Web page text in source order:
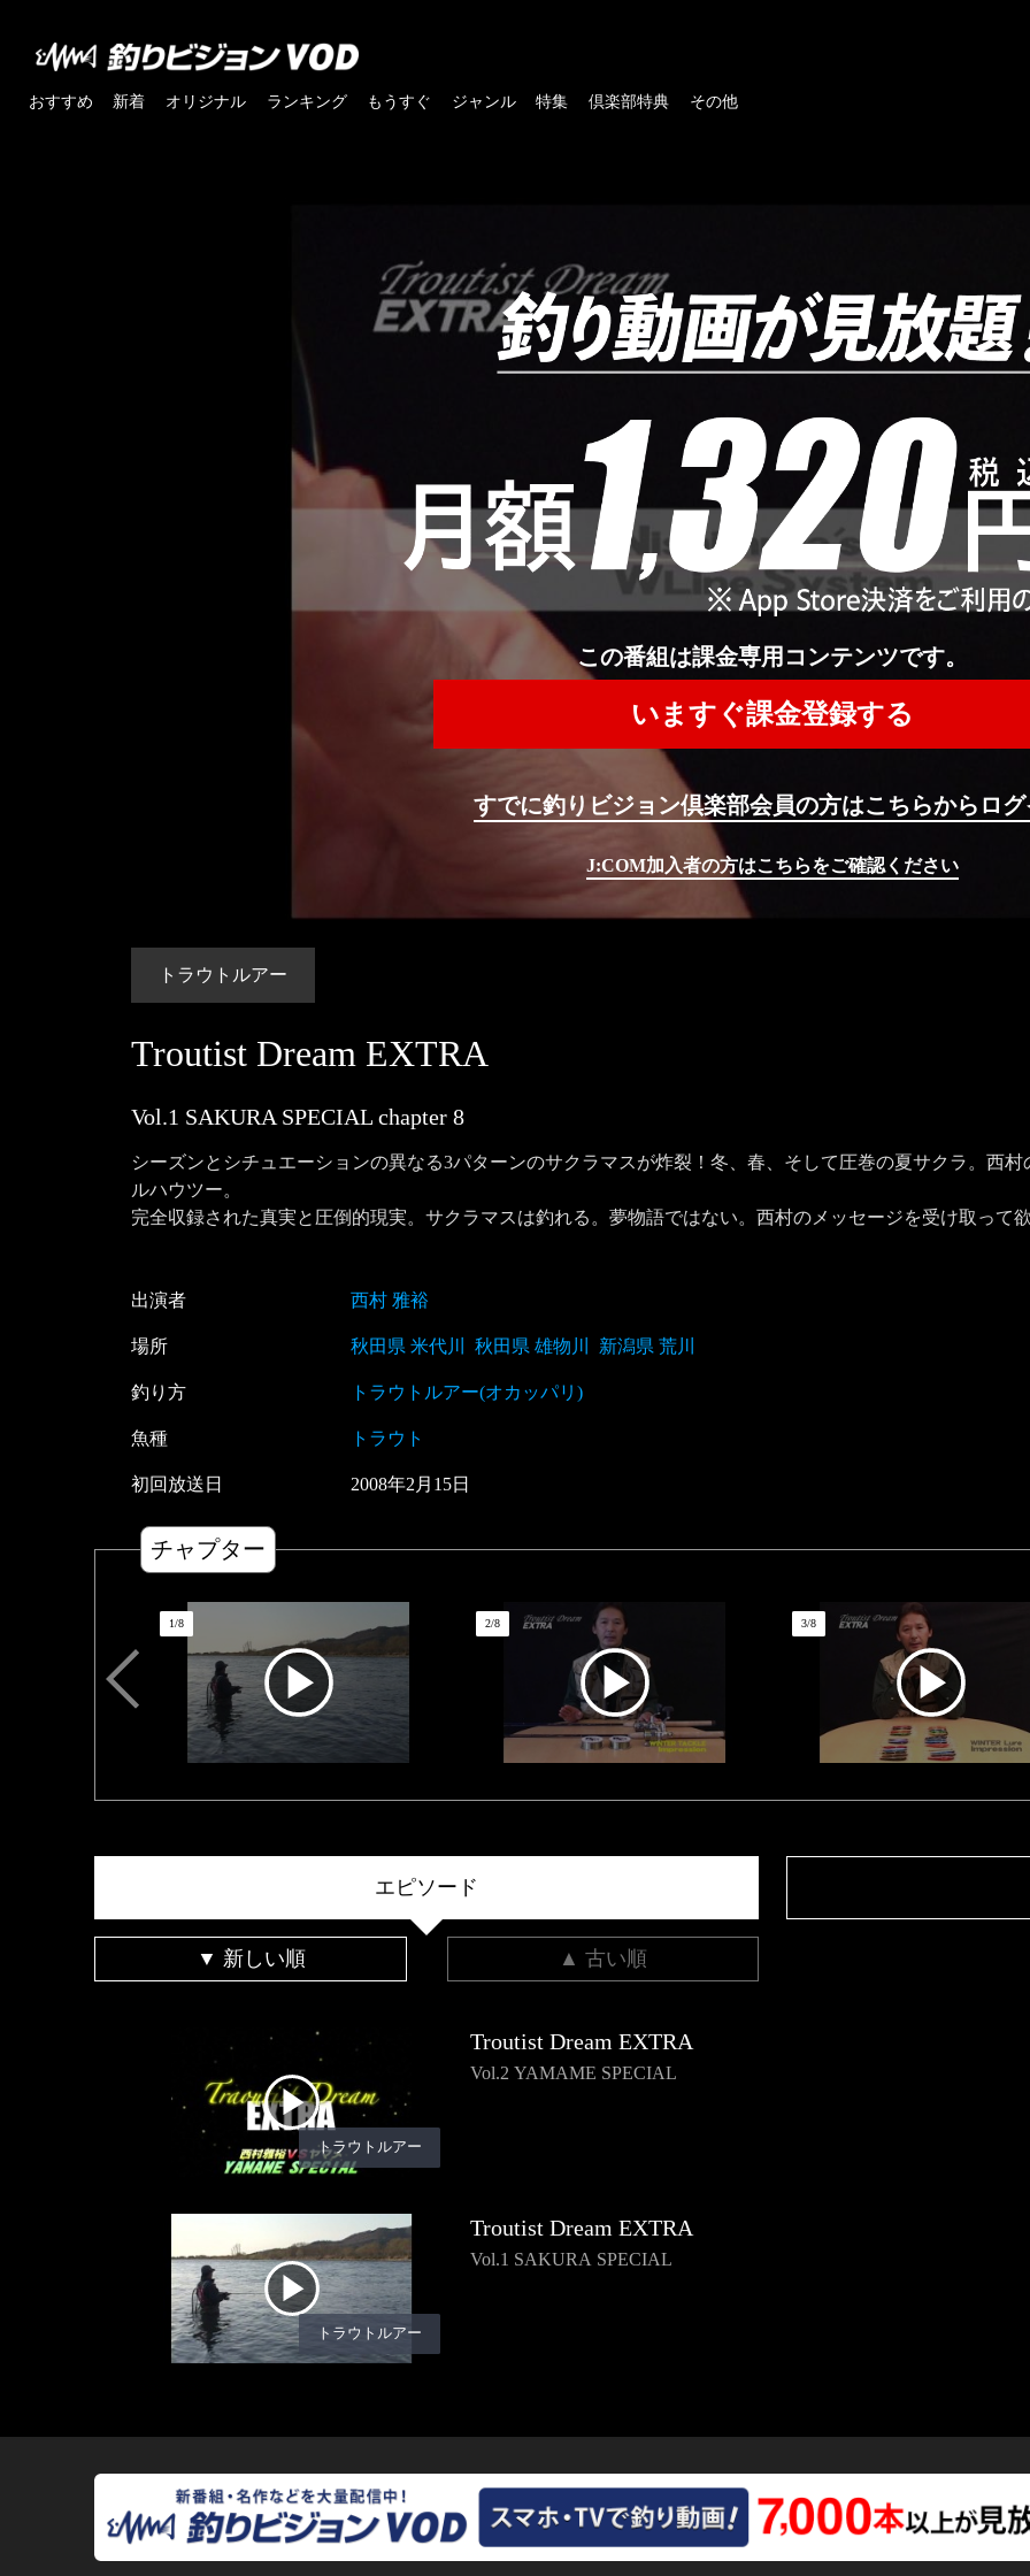
おすすめ 新着 オリジナル ランキング もうすぐ ジャンル 特集 倶楽部特典 その他
この番組は課金専用コンテンツです。
いますぐ課金登録する
すでに釣りビジョン倶楽部会員の方はこちらからロ
J:COM加入者の方はこちらをご確認ください
トラウトルアー
Troutist Dream EXTRA
Vol.1 SAKURA SPECIAL chapter 8
シーズンとシチュエーションの異なる3パターンのサクラマスが炸裂！冬、春、そして圧巻の夏サクラ。西
ルハウツー。
完全収録された真実と圧倒的現実。サクラマスは釣れる。夢物語ではない。西村のメッセージを受け取って
出演者 西村 雅裕
場所 秋田県 米代川 秋田県 雄物川 新潟県 荒川
釣り方 トラウトルアー(オカッパリ)
魚種 トラウト
初回放送日 2008年2 月 15日
チャプター
1/8 2/8 3/8
エピソード
▼ 新しい順 ▲ 古い順
トラウトルアー
Troutist Dream EXTRA
Vol.2 YAMAME SPECIAL
トラウトルアー
Troutist Dream EXTRA
Vol.1 SAKURA SPECIAL